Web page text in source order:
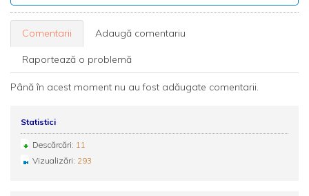
Comentarii Adaugă comentariu
Raportează o problemă
Până în acest moment nu au fost adăugate comentarii.
Statistici
Descărcări: 11
Vizualizări: 293